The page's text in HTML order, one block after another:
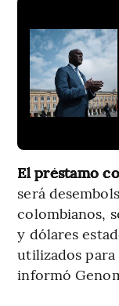
El préstamo
será
colombianos,
y dólares
utilizados
informó